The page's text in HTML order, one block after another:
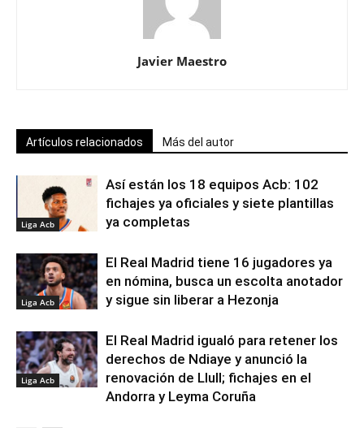
Javier Maestro
Artículos relacionados Más del autor
Liga Acb
Así están los 18 equipos Acb: 102
fichajes ya oficiales y siete plantillas
ya completas
Liga Acb
El Real Madrid tiene 16 jugadores ya
en nómina, busca un escolta anotador
y sigue sin liberar a Hezonja
Liga Acb
El Real Madrid igualó para retener los
derechos de Ndiaye y anunció la
renovación de Llull; fichajes en el
Andorra y Leyma Coruña